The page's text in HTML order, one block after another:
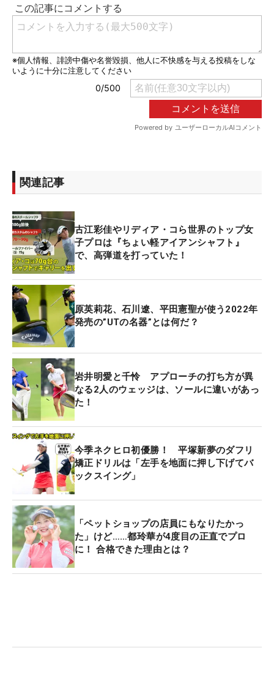
関連記事
古江彩佳やリディア・コら世界のトップ女
子プロは『ちょい軽アイアンシャフト』
で、高弾道を打っていた！
原英莉花、石川遼、平田憲聖が使う2022年
発売の”UTの名器”とは何だ？
岩井明愛と千怜 アプローチの打ち方が異
なる2人のウェッジは、ソールに違いがあっ
た！
今季ネクヒロ初優勝！ 平塚新夢のダフリ
矯正ドリルは「左手を地面に押し下げてバ
ックスイング」
「ペットショップの店員にもなりたかっ
た」けど……都玲華が4度目の正直でプロ
に！ 合格できた理由とは？